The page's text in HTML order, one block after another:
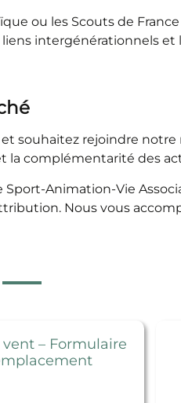
ou les Scouts de
intergénérationnels
souhaitez rejoindre
la complémentarité des
Animation-Vie
Nous vous
– Formulaire